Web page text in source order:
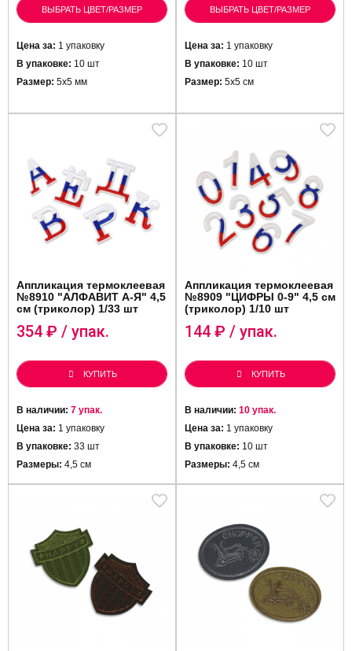
ВЫБРАТЬ ЦВЕТ/РАЗМЕР
Цена за: 1 упаковку
В упаковке: 10 шт
Размер: 5х5 мм
ВЫБРАТЬ ЦВЕТ/РАЗМЕР
Цена за: 1 упаковку
В упаковке: 10 шт
Размер: 5х5 см
Аппликация термоклеевая
№8910 "АЛФАВИТ А-Я" 4,5
см (триколор) 1/33 шт
354 ₽ / упак.
КУПИТЬ
В наличии: 7 упак.
Цена за: 1 упаковку
В упаковке: 33 шт
Размеры: 4,5 см
Аппликация термоклеевая
№8909 "ЦИФРЫ 0-9" 4,5 см
(триколор) 1/10 шт
144 ₽ / упак.
КУПИТЬ
В наличии: 10 упак.
Цена за: 1 упаковку
В упаковке: 10 шт
Размеры: 4,5 см